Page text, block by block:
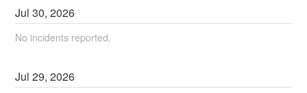
Jul30,2026
No incidents reported.
Jul29,2026